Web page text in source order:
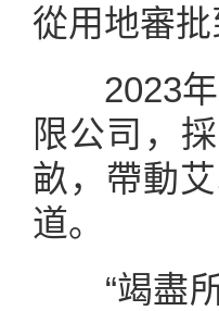
從用地審
2023年
限公司，
畝，帶動
道。
“竭盡所